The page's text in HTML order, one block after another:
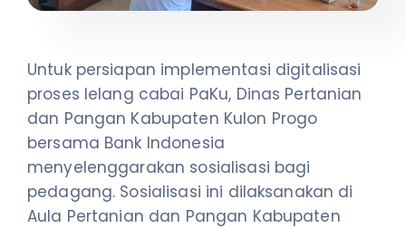
Untuk persiapan implementasi digitalisasi
proses lelang cabai PaKu, Dinas Pertanian
dan Pangan Kabupaten Kulon Progo
bersama Bank Indonesia
menyelenggarakan sosialisasi bagi
pedagang. Sosialisasi ini dilaksanakan di
Aula Pertanian dan Pangan Kabupaten